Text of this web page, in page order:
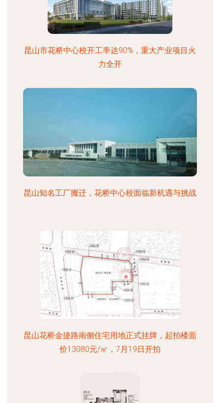
昆山市花桥中心校开工率达90%，重大产业项目火
力全开
昆山知名工厂搬迁，花桥中心校面临新机遇与挑战
昆山花桥金捷路南侧住宅用地正式挂牌，起拍楼面
价13080元/㎡，7月19日开拍